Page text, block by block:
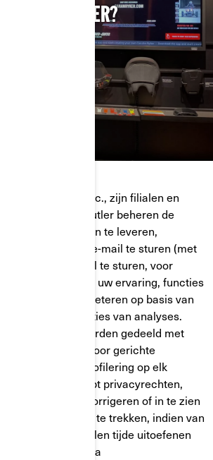
BIJ DE DEALER?
Products Inc., zijn filialen en
(“BRP”) en Butler beheren de
om de diensten te leveren,
per e-mail te sturen (met
marketingmail te sturen, voor
en uw ervaring, functies
te maken/verbeteren op basis van
en de prestaties van analyses.
kunnen worden gedeeld met
zoals Meta voor gerichte
retargeting of profilering op elk
U hebt privacyrechten,
uw gegevens te corrigeren of in te zien
te weigeren of in te trekken, indien van
deze rechten te allen tijde uitoefenen
met BRP via